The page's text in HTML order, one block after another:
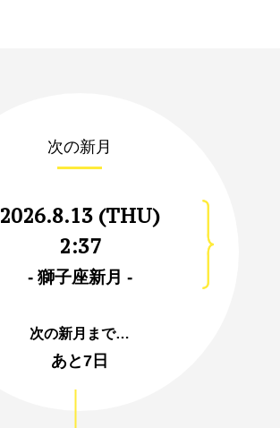
次の新月
2026.8.13 (THU)
2:37
- 獅子座新月 -
次の新月まで…
あと7日